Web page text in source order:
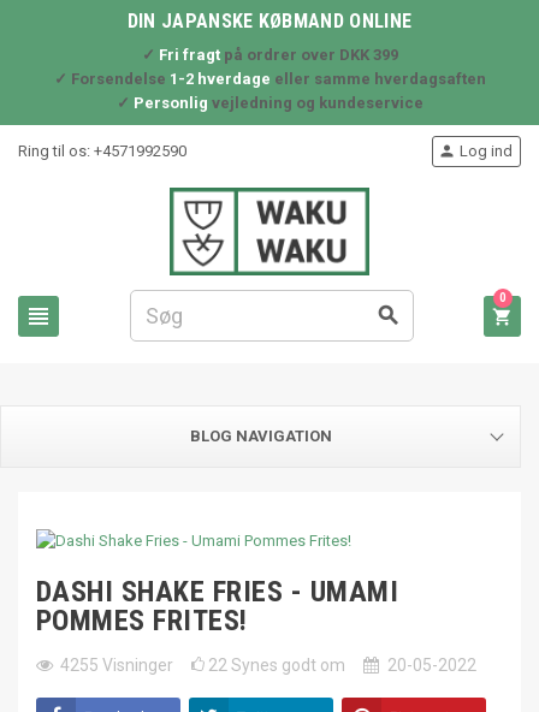
DIN JAPANSKE KØBMAND ONLINE
✓ Fri fragtpå ordrer over DKK 399
✓ Forsendelse 1-2 hverdage eller samme hverdagsaften
✓ Personlig vejledning og kundeservice
Ring til os: +4571992590
 
 Log ind

0
BLOG NAVIGATION
DASHI SHAKE FRIES - UMAMI
POMMES FRITES!
4255 Visninger 22 Synes godt om 20-05-2022